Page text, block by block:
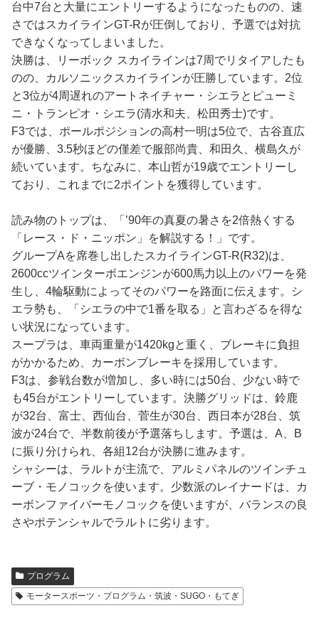
台中7台と大量にエントリーするようになったものの、速
さではスカイラインGT-Rが圧倒しており、予選では対抗
できなくなってしまいました。
決勝は、リーボック スカイラインは7周でリタイアしたも
のの、カルソニックスカイラインが圧勝しています。2位
と3位が4周遅れのアートネイチャー・シエラとピューミ
ニ・トランピオ・シエラ(清水和夫、松田秀士)です。
F3では、ポールポジションの高村一明は5位で、古谷直広
が優勝、3.5秒ほどの僅差で服部尚貴、和田久、横島久が
続いています。ちなみに、本山哲が19歳でエントリーし
ており、これまでに2ポイントを獲得しています。
読み物のトップは、「’90年の真夏の暑さを2倍熱くする
「レース・ド・ニッポン」を解説する！」です。
グループAを席巻し出したスカイラインGT-R(R32)は、
2600ccツインターボエンジンが600馬力以上のパワーを発
生し、4輪駆動によってそのパワーを路面に伝えます。シ
エラ勢も、「シエラの中で1番を取る」と言わざるを得な
い状況になっています。
スープラは、車両重量が1420kgと重く、ブレーキに負担
がかかるため、カーボンブレーキを採用しています。
F3は、参戦台数が増加し、多い時には50台、少ない時で
も45台がエントリーしています。決勝グリッドは、鈴鹿
が32台、富士、西仙台、菅生が30台、西日本が28台、筑
波が24台で、半数前後が予選落ちします。予選は、A、B
に振り分けられ、各組12台が決勝に進みます。
シャシーは、ラルトが主流で、アルミパネルのツインチュ
ーブ・モノコックを使います。少数派のレイナードは、カ
ーボンファイバーモノコックを使いますが、バランスの良
さやポテンシャルでラルトに劣ります。
プログラム
モータースポーツ・プログラム・筑波・SUGO・もてぎ